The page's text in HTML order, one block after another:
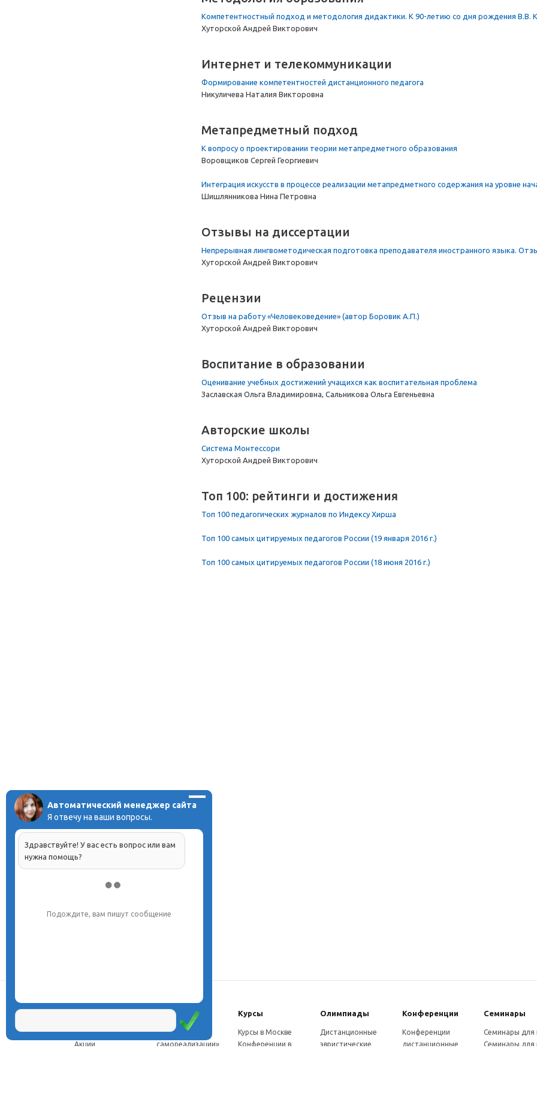
Компетентностный подход и методология дидактики. К 90-летию со дня рождения В.В.
Хуторской Андрей Викторович
Интернет и телекоммуникации
Формирование компетентностей дистанционного педагога
Никуличева Наталия Викторовна
Метапредметный подход
К вопросу о проектировании теории метапредметного образования
Воровщиков Сергей Георгиевич
Интеграция искусств в процессе реализации метапредметного содержания на уровне
Шишлянникова Нина Петровна
Отзывы на диссертации
Непрерывная лингвометодическая подготовка преподавателя иностранного языка.
Хуторской Андрей Викторович
Рецензии
Отзыв на работу «Человековедение» (автор Боровик А.П.)
Хуторской Андрей Викторович
Воспитание в образовании
Оценивание учебных достижений учащихся как воспитательная проблема
Заславская Ольга Владимировна, Сальникова Ольга Евгеньевна
Авторские школы
Система Монтессори
Хуторской Андрей Викторович
Топ 100: рейтинги и достижения
Топ 100 педагогических журналов по Индексу Хирша
Топ 100 самых цитируемых педагогов России (19 января 2016 г.)
Топ 100 самых цитируемых педагогов России (18 июня 2016 г.)
Проекты Курсы Олимпиады Конферeнции Семинары
Новости
Акции
Проект «Школа
самореализации»
Курсы в Москве
Конференции в
Дистанционные
эвристические
Конференции
дистанционные
Семинары для
Семинары для
Автоматический менеджер сайта
Я отвечу на ваши вопросы.
Здравствуйте! У вас есть вопрос или вам
нужна помощь?
Напишите, что вас интересует, и мы вам